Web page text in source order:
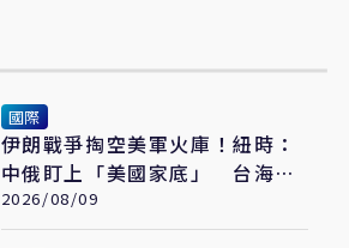
國際
伊朗戰爭掏空美軍火庫！紐時：
中俄盯上「美國家底」 台海戰
力恐成最大受害者
2026/08/09